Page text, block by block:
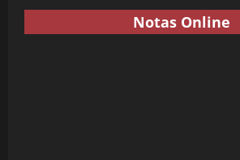
Notas Online